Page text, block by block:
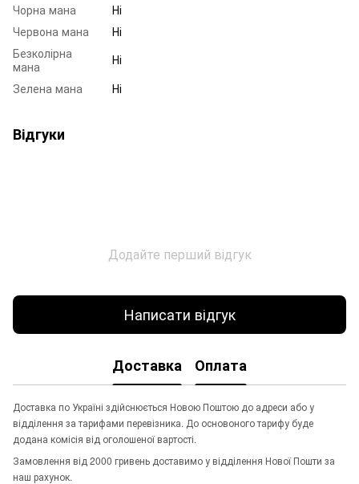
Чорна мана
Ні
Червона мана
Ні
Безколірна
мана
Ні
Зелена мана
Ні
Відгуки
Додайте перший відгук
Написати відгук
Доставка Оплата
Доставка по Україні здійснюється Новою Поштою до адреси або у
відділення за тарифами перевізника. До основоного тарифу буде
додана комісія від оголошеної вартості.
Замовлення від 2000 гривень доставимо у відділення Нової Пошти за
наш рахунок.